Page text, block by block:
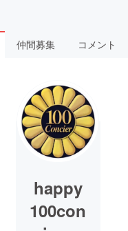
仲間募集 コメント
happy
100con